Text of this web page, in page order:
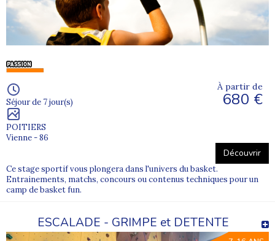
Séjour de 7 jour(s)
POITIERS
Vienne - 86
À partir de
680 €
Découvrir
Ce stage sportif vous plongera dans l'univers du basket.
Entrainements, matchs, concours ou contenus techniques pour un
camp de basket fun.
ESCALADE - GRIMPE et DETENTE